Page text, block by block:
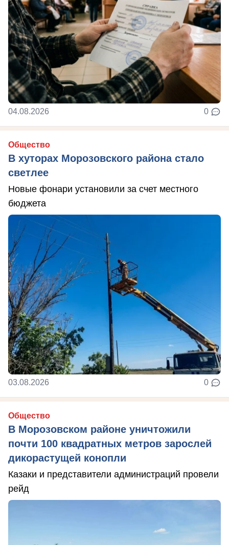
04.08.2026 0
Общество
В хуторах Морозовского района стало
светлее
Новые фонари установили за счет местного
бюджета
03.08.2026 0
Общество
В Морозовском районе уничтожили
почти 100 квадратных метров зарослей
дикорастущей конопли
Казаки и представители администраций провели
рейд